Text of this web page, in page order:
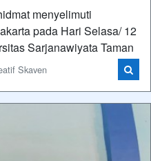
menyelimuti
pada Hari Selasa/ 12
Sarjanawiyata Taman
Skaven